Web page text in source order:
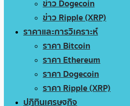
ข่าว Dogecoin
ข่าว Ripple (XRP)
ราคาและการวิเคราะห์
ราคา Bitcoin
ราคา Ethereum
ราคา Dogecoin
ราคา Ripple (XRP)
ปฏิทินเศรษฐกิจ